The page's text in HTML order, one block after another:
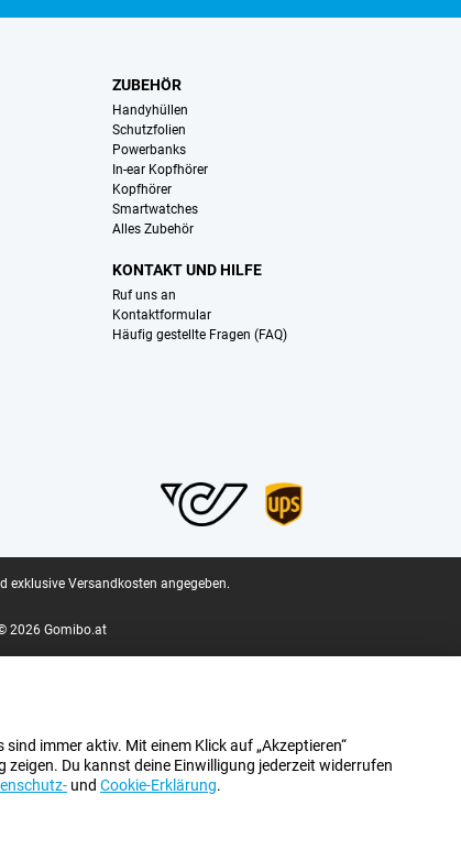
ZUBEHÖR
Handyhüllen
Schutzfolien
Powerbanks
In-ear Kopfhörer
Kopfhörer
Smartwatches
Alles Zubehör
KONTAKT UND HILFE
Ruf uns an
Kontaktformular
Häufig gestellte Fragen (FAQ)
exklusive Versandkosten angegeben.
2026 Gomibo.at
immer aktiv. Mit einem Klick auf „Akzeptieren“
Du kannst deine Einwilligung jederzeit widerrufen
und Cookie-Erklärung.